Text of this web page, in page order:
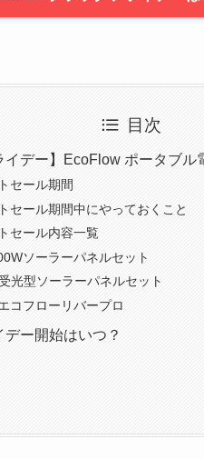
目次
イデー】EcoFlow ポータブル
セール期間
セール期間中にやっておくこと
セール内容一覧
ソーラーパネルセット
光型ソーラーパネルセット
コフローリバープロ
ー開始はいつ？